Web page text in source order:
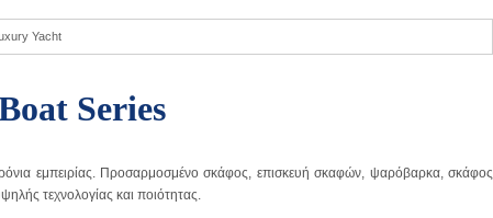
Yacht
Series
εμπειρίας. Προσαρμοσμένο σκάφος, επισκευή σκαφών, ψαρόβαρκα, σκάφος
τεχνολογίας και ποιότητας.